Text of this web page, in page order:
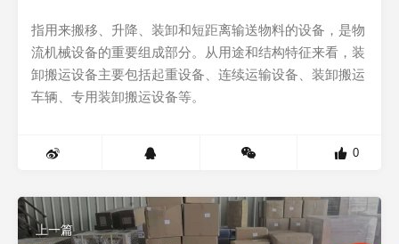
指用来搬移、升降、装卸和短距离输送物料的设备，是物
流机械设备的重要组成部分。从用途和结构特征来看，装
卸搬运设备主要包括起重设备、连续运输设备、装卸搬运
车辆、专用装卸搬运设备等。
0
上一篇